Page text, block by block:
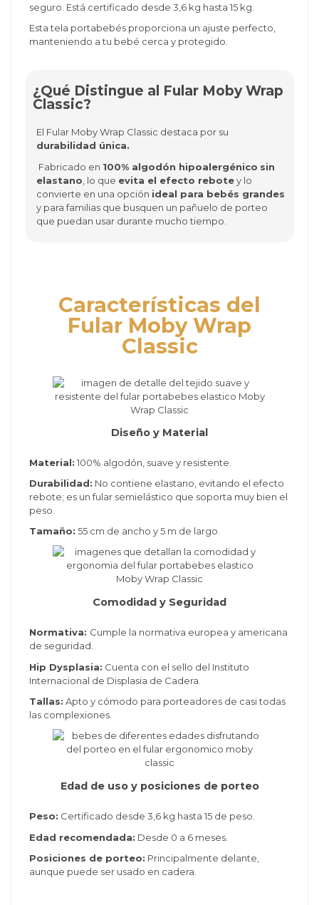
seguro. Está certificado desde 3,6 kg hasta 15 kg.
Esta tela portabebés proporciona un ajuste perfecto,
manteniendo a tu bebé cerca y protegido.
¿Qué Distingue al Fular Moby Wrap
Classic?
El Fular Moby Wrap Classic destaca por su
durabilidad única.
Fabricado en 100% algodón hipoalergénico sin
elastano , lo que evita el efecto rebotey lo
convierte en una opción ideal para bebés grandes
y para familias que busquen un pañuelo de porteo
que puedan usar durante mucho tiempo.
Características del
Fular Moby Wrap
Classic
Diseño y Material
Material: 100% algodón, suave y resistente.
Durabilidad: No contiene elastano, evitando el efecto
rebote; es un fular semielástico que soporta muy bien el
peso.
Tamaño: 55 cm de ancho y 5 m de largo.
Comodidad y Seguridad
Normativa: Cumple la normativa europea y americana
de seguridad.
Hip Dysplasia: Cuenta con el sello del Instituto
Internacional de Displasia de Cadera.
Tallas: Apto y cómodo para porteadores de casi todas
las complexiones.
Edad de uso y posiciones de porteo
Peso: Certificado desde 3,6 kg hasta 15 de peso.
Edad recomendada: Desde 0 a 6 meses.
Posiciones de porteo: Principalmente delante,
aunque puede ser usado en cadera.